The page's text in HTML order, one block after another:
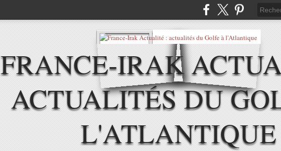
FRANCE-IRAK
ACTUALITÉS DU
L'ATLANTIQUE